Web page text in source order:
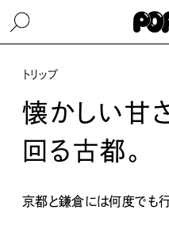
トリップ
懐かしい甘
回る古都。
京都と鎌倉には何度でも行